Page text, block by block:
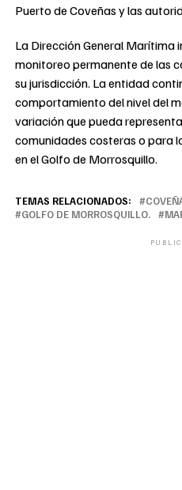
Puerto de Coveñas y las
La Dirección General Marítima
monitoreo permanente de las
su jurisdicción. La entidad
comportamiento del nivel del
variación que pueda
comunidades costeras o para
en el Golfo de Morrosquillo.
TEMAS RELACIONADOS:
GOLFO DE MORROSQUILLO.